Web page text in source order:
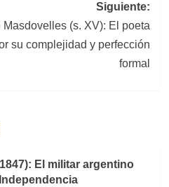
Siguiente:
(s. XV): El poeta
su complejidad y perfección
formal
El militar argentino